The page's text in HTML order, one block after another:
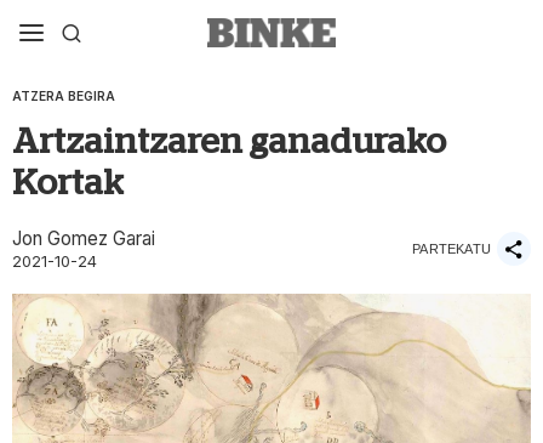
ATZERA BEGIRA
Artzaintzaren ganadurako
Kortak
Jon Gomez Garai
2021-10-24
PARTEKATU